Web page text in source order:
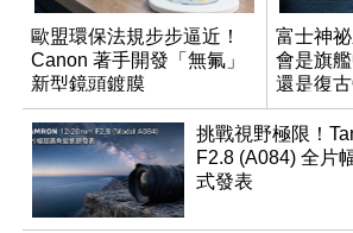
歐盟環保法規步步逼近！
Canon 著手開發「無氟」
新型鏡頭鍍膜
富士神
會是旗
還是復
挑戰視野極限！
F2.8 (A084) 全片
式發表